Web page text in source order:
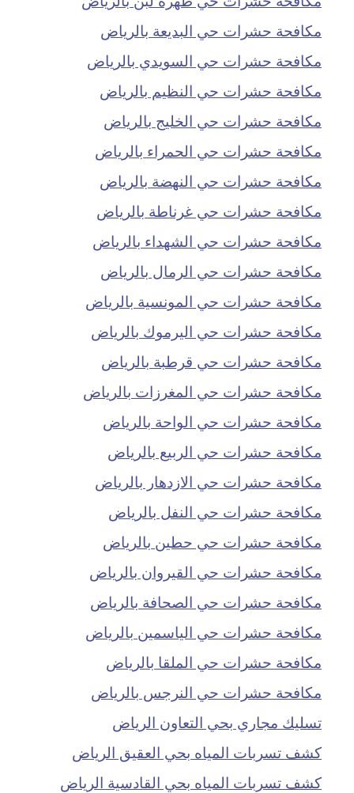
مكافحة حشرات حي البديعة بالرياض
مكافحة حشرات حي السويدي بالرياض
مكافحة حشرات حي النظيم بالرياض
مكافحة حشرات حي الخليج بالرياض
مكافحة حشرات حي الحمراء بالرياض
مكافحة حشرات حي النهضة بالرياض
مكافحة حشرات حي غرناطة بالرياض
مكافحة حشرات حي الشهداء بالرياض
مكافحة حشرات حي الرمال بالرياض
مكافحة حشرات حي المونسية بالرياض
مكافحة حشرات حي اليرموك بالرياض
مكافحة حشرات حي قرطبة بالرياض
مكافحة حشرات حي المغرزات بالرياض
مكافحة حشرات حي الواحة بالرياض
مكافحة حشرات حي الربيع بالرياض
مكافحة حشرات حي الازدهار بالرياض
مكافحة حشرات حي النفل بالرياض
مكافحة حشرات حي حطين بالرياض
مكافحة حشرات حي القيروان بالرياض
مكافحة حشرات حي الصحافة بالرياض
مكافحة حشرات حي الياسمين بالرياض
مكافحة حشرات حي الملقا بالرياض
مكافحة حشرات حي النرجس بالرياض
تسليك مجاري بحي التعاون الرياض
كشف تسربات المياه بحي العقيق الرياض
كشف تسربات المياه بحي القادسية الرياض